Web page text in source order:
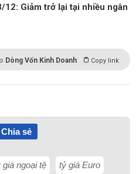
12: Giảm trở lại tại nhiều ngân
Dòng Vốn Kinh Doanh Copy link
sẻ
giá ngoại tệ tỷ giá Euro